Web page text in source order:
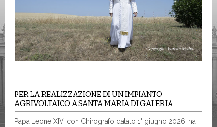
PER LA REALIZZAZIONE DI UN IMPIANTO
AGRIVOLTAICO A SANTA MARIA DI GALERIA
Papa Leone XIV, con Chirografo datato 1° giugno 2026, ha